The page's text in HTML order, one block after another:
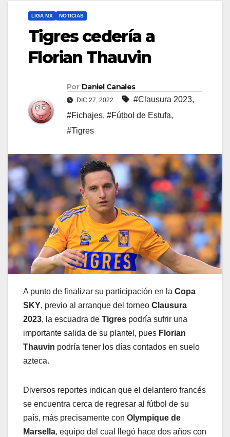
LIGA MX NOTICIAS
Tigres cedería a
Florian Thauvin
Por Daniel Canales
DIC 27, 2022 #Clausura 2023,
#Fichajes, #Fútbol de Estufa,
#Tigres
A punto de finalizar su participación en la Copa
SKY, previo al arranque del torneo Clausura
2023, la escuadra de Tigres podría sufrir una
importante salida de su plantel, pues Florian
Thauvin podría tener los días contados en suelo
azteca.
Diversos reportes indican que el delantero francés
se encuentra cerca de regresar al fútbol de su
país, más precisamente con Olympique de
Marsella, equipo del cual llegó hace dos años con